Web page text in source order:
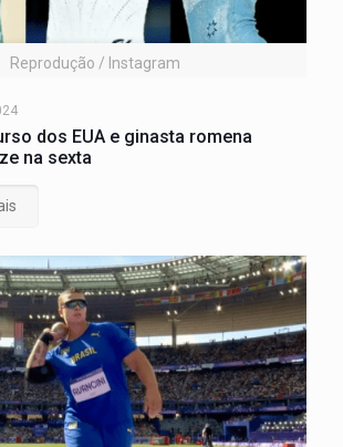
Reprodução / Instagram
dos EUA e ginasta romena
na sexta